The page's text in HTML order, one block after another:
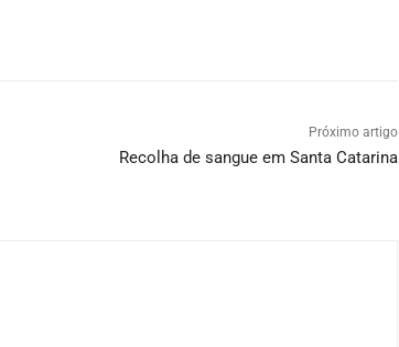
Próximo artigo
Recolha de sangue em Santa Catarina